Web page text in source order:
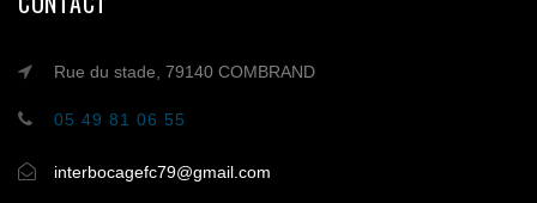
Rue du stade, 79140 COMBRAND
05 49 81 06 55
interbocagefc79@gmail.com